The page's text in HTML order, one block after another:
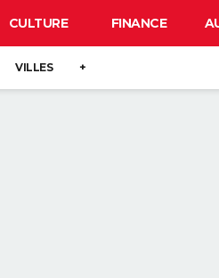
CULTURE FINANCE
VILLES +